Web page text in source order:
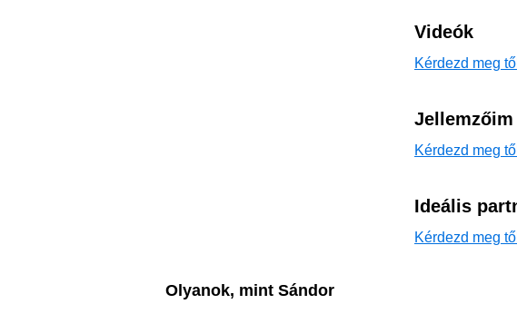
Videók
Kérdezd meg
Jellemzőim
Kérdezd meg
Ideális
Kérdezd meg
Olyanok, mint Sándor